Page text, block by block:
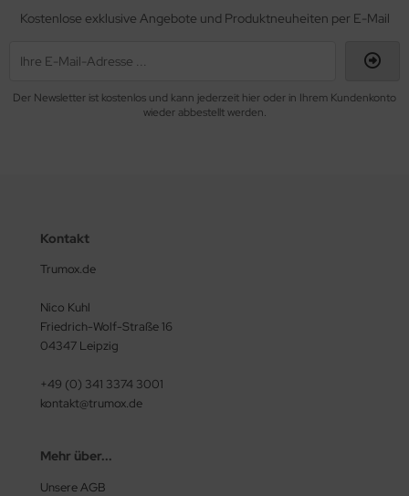
Kostenlose exklusive Angebote und Produktneuheiten per E-Mail
Der Newsletter ist kostenlos und kann jederzeit hier oder in Ihrem Kundenkonto
wieder abbestellt werden.
Kontakt
Trumox.de
Nico Kuhl
Friedrich-Wolf-Straße 16
04347 Leipzig
+49 (0) 341 3374 3001
kontakt@trumox.de
Mehr über...
Unsere AGB